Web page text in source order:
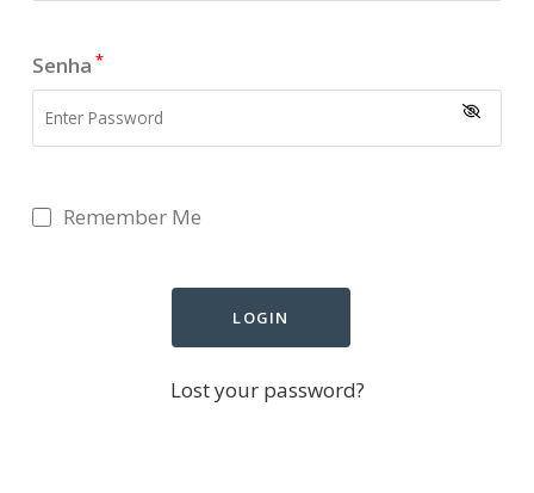
Senha *
Remember Me
Lost your password?